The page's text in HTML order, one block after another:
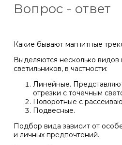
Вопрос - ответ
Какие бывают магнитные
Выделяются несколько видов
светильников, в частности:
Линейные.
отрезки с точечным
Поворотные с
Подвесные.
Подбор вида зависит от
и личных предпочтений.